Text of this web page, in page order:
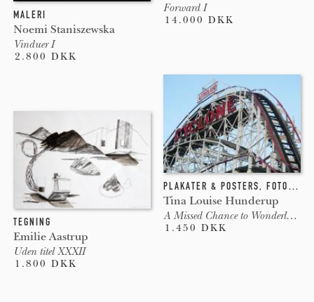
MALERI
Noemi Staniszewska
Vinduer I
2.800 DKK
TEGNING
Emilie Aastrup
Uden titel XXXII
1.800 DKK
Forward I
14.000 DKK
PLAKATER & POSTERS, FOTOGRAFI
Tina Louise Hunderup
A Missed Chance to Wonderland,
1.450 DKK